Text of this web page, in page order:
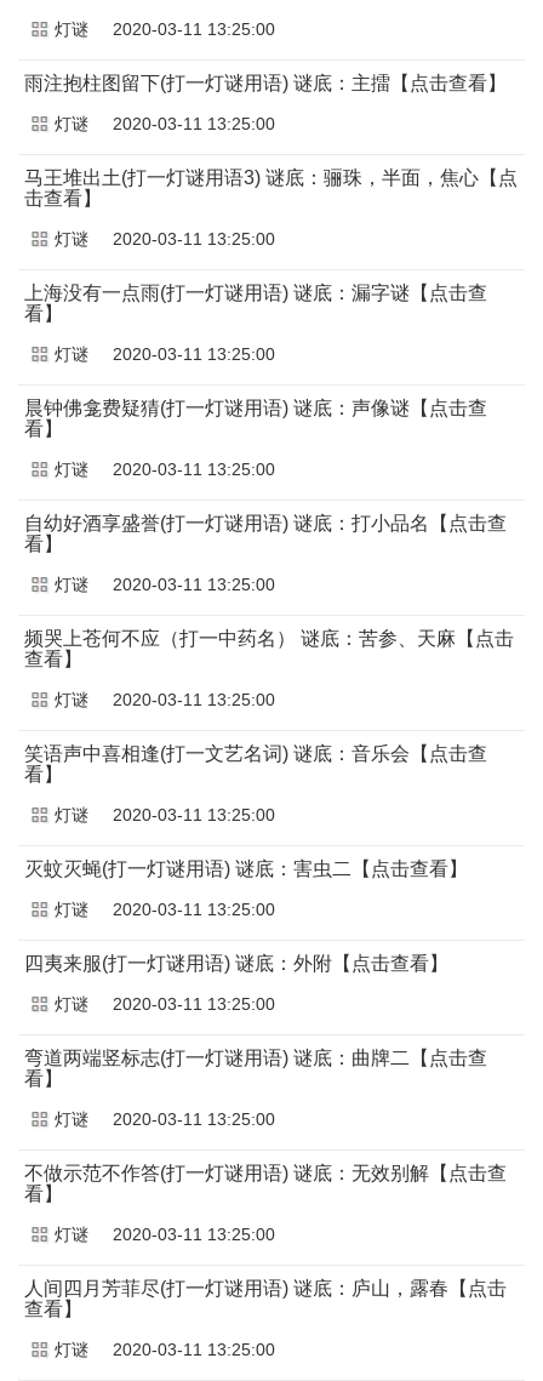
2020-03-11 13:25:00
灯谜
雨注抱柱图留下(打一灯谜用语) 谜底：主擂【点击查看】
2020-03-11 13:25:00
灯谜
马王堆出土(打一灯谜用语3) 谜底：骊珠，半面，焦心【点
击查看】
2020-03-11 13:25:00
灯谜
上海没有一点雨(打一灯谜用语) 谜底：漏字谜【点击查
看】
2020-03-11 13:25:00
灯谜
晨钟佛龛费疑猜(打一灯谜用语) 谜底：声像谜【点击查
看】
2020-03-11 13:25:00
灯谜
自幼好酒享盛誉(打一灯谜用语) 谜底：打小品名【点击查
看】
2020-03-11 13:25:00
灯谜
频哭上苍何不应（打一中药名） 谜底：苦参、天麻【点击
查看】
2020-03-11 13:25:00
灯谜
笑语声中喜相逢(打一文艺名词) 谜底：音乐会【点击查
看】
2020-03-11 13:25:00
灯谜
灭蚊灭蝇(打一灯谜用语) 谜底：害虫二【点击查看】
2020-03-11 13:25:00
灯谜
四夷来服(打一灯谜用语) 谜底：外附【点击查看】
2020-03-11 13:25:00
灯谜
弯道两端竖标志(打一灯谜用语) 谜底：曲牌二【点击查
看】
2020-03-11 13:25:00
灯谜
不做示范不作答(打一灯谜用语) 谜底：无效别解【点击查
看】
2020-03-11 13:25:00
灯谜
人间四月芳菲尽(打一灯谜用语) 谜底：庐山，露春【点击
查看】
2020-03-11 13:25:00
灯谜